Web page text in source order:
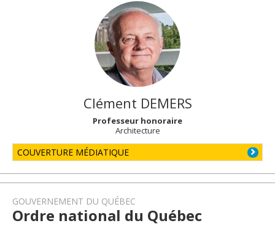
Clément DEMERS
Professeur honoraire
Architecture
COUVERTURE MÉDIATIQUE
GOUVERNEMENT DU QUÉBEC
Ordre national du Québec